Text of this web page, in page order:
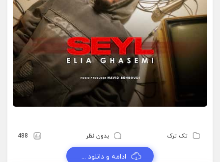
تک ترک بدون نظر 488
ادامه و دانلود ...